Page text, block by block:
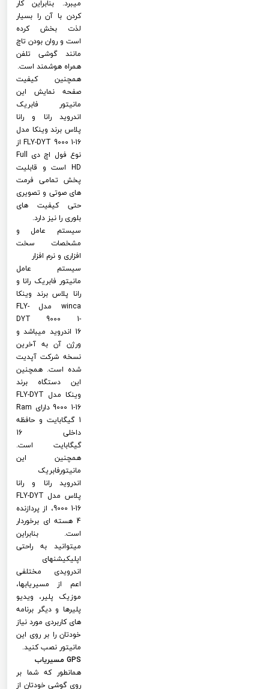
میبرد. بنابراین کار
کردن با آن را بسیار
لذت بخش کرده
است و روان بودن تاچ
مانند گوشی تلفن
همراه هوشمند است.
همچنین کیفیت
صفحه نمایش این
مانیتور فابریک
اندروید رانا و رانا
پلاس برند وینکا مدل
FLY-DYT 9000 1-16 از
نوع فول اچ دی Full
HD است و قابلیت
پخش تمامی فرمت
های صوتی و تصویری
حتی کیفیت های
بلوری را نیز دارد.
سیستم عامل و
مشخصات سخت
افزاری و نرم افزار
سیستم عامل
مانیتور فابریک رانا و
رانا پلاس برند وینکا
winca مدل FLY-
DYT 9000 1-
16 اندروید میباشد و
ورژن آن به آخرین
نسخه شرکت آپدیت
شده است. همچنین
این دستگاه برند
وینکا مدل FLY-DYT
9000 1-16 دارای Ram
1 گیگابایت و حافظه
داخلی 16
گیگابایت است.
همچنین این
مانیتورفابریک
اندروید رانا و رانا
پلاس مدل FLY-DYT
9000 1-16، از پردازنده
4 هسته ای برخوردار
است. بنابراین
میتوانید به راحتی
اپلیکیشنهای
اندرویدی مختلفی
اعم از مسیریابها،
موزیک پلیر، ویدیو
پلیرها و دیگر برنامه
های کاربردی مورد نیاز
خودتان را بر روی این
مانیتور نصب کنید.
GPS مسیریاب
همانطور که شما بر
روی گوشی خودتان از